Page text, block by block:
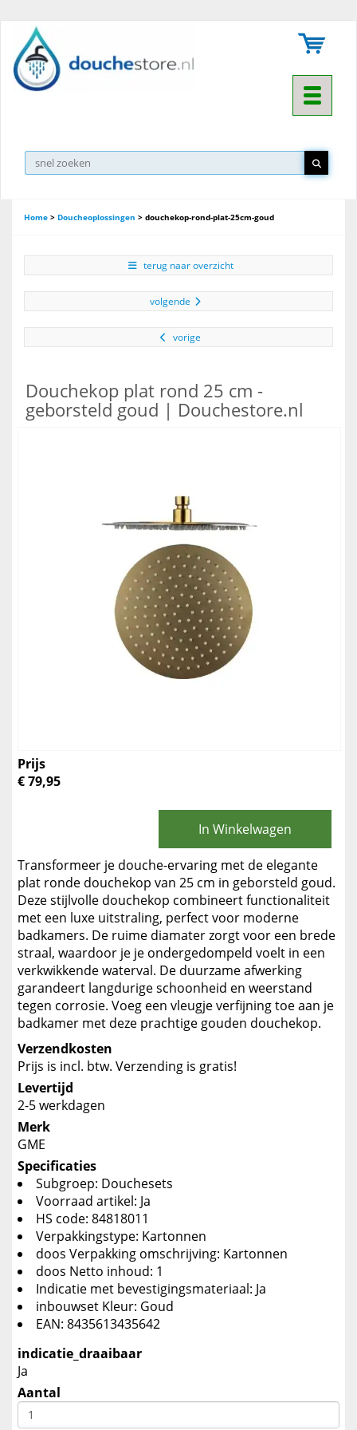
Toggle
Home > Doucheoplossingen > douchekop-rond-plat-25cm-goud
terug naar overzicht
volgende
vorige
Douchekop plat rond 25 cm -
geborsteld goud | Douchestore.nl
Prijs
€ 79,95
In Winkelwagen
Transformeer je douche-ervaring met de elegante
plat ronde douchekop van 25 cm in geborsteld goud.
Deze stijlvolle douchekop combineert functionaliteit
met een luxe uitstraling, perfect voor moderne
badkamers. De ruime diamater zorgt voor een brede
straal, waardoor je je ondergedompeld voelt in een
verkwikkende waterval. De duurzame afwerking
garandeert langdurige schoonheid en weerstand
tegen corrosie. Voeg een vleugje verfijning toe aan je
badkamer met deze prachtige gouden douchekop.
Verzendkosten
Prijs is incl. btw. Verzending is gratis!
Levertijd
2-5 werkdagen
Merk
GME
Specificaties
Subgroep: Douchesets
Voorraad artikel: Ja
HS code: 84818011
Verpakkingstype: Kartonnen
doos Verpakking omschrijving: Kartonnen
doos Netto inhoud: 1
Indicatie met bevestigingsmateriaal: Ja
inbouwset Kleur: Goud
EAN: 8435613435642
indicatie_draaibaar
Ja
Aantal